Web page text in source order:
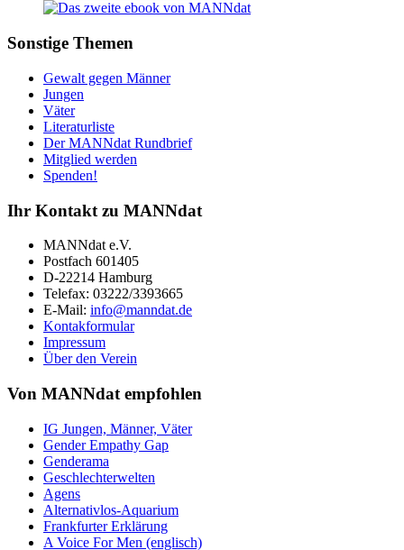
Sonstige Themen
Gewalt gegen Männer
Jungen
Väter
Literaturliste
Der MANNdat Rundbrief
Mitglied werden
Spenden!
Ihr Kontakt zu MANNdat
MANNdat e.V.
Postfach 601405
D-22214 Hamburg
Telefax: 03222/3393665
E-Mail: info@manndat.de
Kontakformular
Impressum
Über den Verein
Von MANNdat empfohlen
IG Jungen, Männer, Väter
Gender Empathy Gap
Genderama
Geschlechterwelten
Agens
Alternativlos-Aquarium
Frankfurter Erklärung
A Voice For Men (englisch)